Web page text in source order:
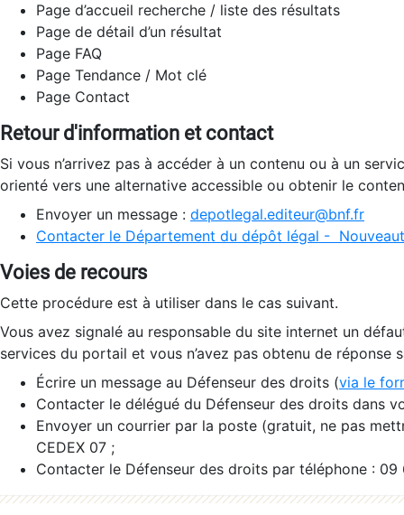
Page d’accueil recherche / liste des résultats
Page de détail d’un résultat
Page FAQ
Page Tendance / Mot clé
Page Contact
Retour d'information et contact
Si vous n’arrivez pas à accéder à un contenu ou à un
orienté vers une alternative accessible ou obtenir le
Envoyer un message : depotlegal.editeur@bnf.fr
Contacter le Département du dépôt légal -
Voies de recours
Cette procédure est à utiliser dans le cas suivant.
Vous avez signalé au responsable du site internet un
services du portail et vous n’avez pas obtenu de réponse
Écrire un message au Défenseur des droits (via le
Contacter le délégué du Défenseur des droits dans
Envoyer un courrier par la poste (gratuit, ne pas
CEDEX 07 ;
Contacter le Défenseur des droits par téléphone :